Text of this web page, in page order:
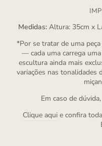
Medidas:Altura: 35cm x
*Por se tratar de uma
— cada uma carrega
escultura ainda mais
variações nas tonalidades
Em caso de
Clique aquie confira